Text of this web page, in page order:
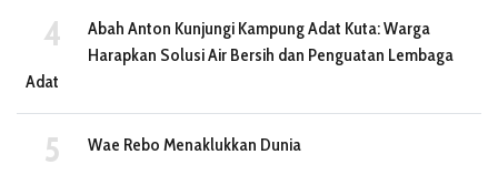
Abah Anton Kunjungi Kampung Adat Kuta: Warga
Harapkan Solusi Air Bersih dan Penguatan Lembaga
Adat
Wae Rebo Menaklukkan Dunia